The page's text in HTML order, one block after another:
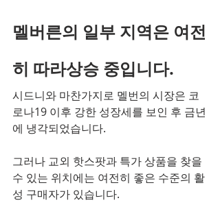
멜버른의 일부 지역은 여전
히 ​​​​따라상승 중입니다.
시드니와 마찬가지로 멜번의 시장은 코
로나19 이후 강한 성장세를 보인 후 금년
에 냉각되었습니다.
그러나 교외 핫스팟과 특가 상품을 찾을
수 있는 위치에는 여전히 좋은 수준의 활
성 구매자가 있습니다.